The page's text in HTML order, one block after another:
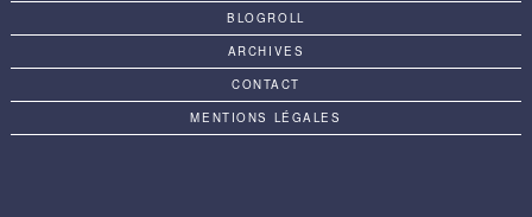
BLOGROLL
ARCHIVES
CONTACT
MENTIONS LÉGALES